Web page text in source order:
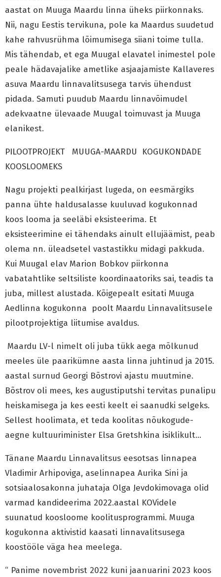
aastat on Muuga Maardu linna üheks piirkonnaks.
Nii, nagu Eestis tervikuna, pole ka Maardus suudetud
kahe rahvusrühma lõimumisega siiani toime tulla.
Mis tähendab, et ega Muugal elavatel inimestel pole
peale hädavajalike ametlike asjaajamiste Kallaveres
asuva Maardu linnavalitsusega tarvis ühendust
pidada. Samuti puudub Maardu linnavõimudel
adekvaatne ülevaade Muugal toimuvast ja Muuga
elanikest.
PILOOTPROJEKT MUUGA-MAARDU KOGUKONDADE
KOOSLOOMEKS
Nagu projekti pealkirjast lugeda, on eesmärgiks
panna ühte haldusalasse kuuluvad kogukonnad
koos looma ja seeläbi eksisteerima. Et
eksisteerimine ei tähendaks ainult ellujäämist, peab
olema nn. üleadsetel vastastikku midagi pakkuda.
Kui Muugal elav Marion Bobkov piirkonna
vabatahtlike seltsiliste koordinaatoriks sai, teadis ta
juba, millest alustada. Kõigepealt esitati Muuga
Aedlinna kogukonna poolt Maardu Linnavalitsusele
pilootprojektiga liitumise avaldus.
Maardu LV-l nimelt oli juba tükk aega mõlkunud
meeles üle paarikümne aasta linna juhtinud ja 2015.
aastal surnud Georgi Bõstrovi ajastu muutmine.
Bõstrov oli mees, kes augustiputshi tervitas punalipu
heiskamisega ja kes eesti keelt ei saanudki selgeks.
Sellest hoolimata, et teda koolitas nõukogude-
aegne kultuuriminister Elsa Gretshkina isiklikult…
Tänane Maardu Linnavalitsus eesotsas linnapea
Vladimir Arhipoviga, aselinnapea Aurika Sini ja
sotsiaalosakonna juhataja Olga Jevdokimovaga olid
varmad kandideerima 2022.aastal KOVidele
suunatud koosloome koolitusprogrammi. Muuga
kogukonna aktivistid kaasati linnavalitsusega
koostööle väga hea meelega.
“ Panime novembrist 2022 kuni jaanuarini 2023 koos